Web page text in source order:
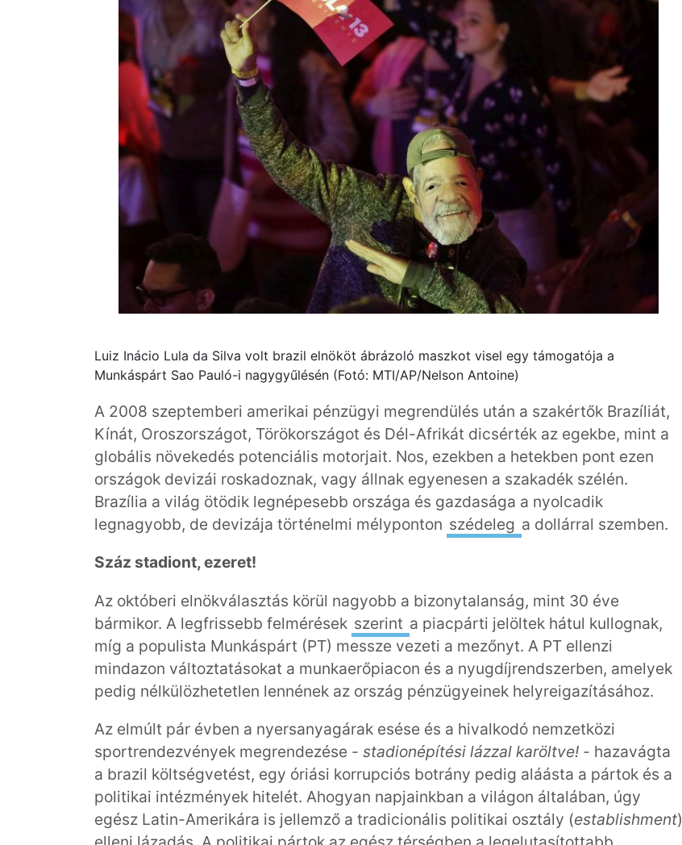
Luiz Inácio Lula da Silva volt brazil elnököt ábrázoló maszkot visel egy támogatója a
Munkáspárt Sao Pauló-i nagygyűlésén (Fotó: MTI/AP/Nelson Antoine)
A 2008 szeptemberi amerikai pénzügyi megrendülés után a szakértők Brazíliát,
Kínát, Oroszországot, Törökországot és Dél-Afrikát dicsérték az egekbe, mint a
globális növekedés potenciális motorjait. Nos, ezekben a hetekben pont ezen
országok devizái roskadoznak, vagy állnak egyenesen a szakadék szélén.
Brazília a világ ötödik legnépesebb országa és gazdasága a nyolcadik
legnagyobb, de devizája történelmi mélyponton szédeleg a dollárral szemben.
Száz stadiont, ezeret!
Az októberi elnökválasztás körül nagyobb a bizonytalanság, mint 30 éve
bármikor. A legfrissebb felmérések szerint a piacpárti jelöltek hátul kullognak,
míg a populista Munkáspárt (PT) messze vezeti a mezőnyt. A PT ellenzi
mindazon változtatásokat a munkaerőpiacon és a nyugdíjrendszerben, amelyek
pedig nélkülözhetetlen lennének az ország pénzügyeinek helyreigazításához.
Az elmúlt pár évben a nyersanyagárak esése és a hivalkodó nemzetközi
sportrendezvények megrendezése - stadionépítési lázzal karöltve! - hazavágta
a brazil költségvetést, egy óriási korrupciós botrány pedig aláásta a pártok és a
politikai intézmények hitelét. Ahogyan napjainkban a világon általában, úgy
egész Latin-Amerikára is jellemző a tradicionális politikai osztály (establishment)